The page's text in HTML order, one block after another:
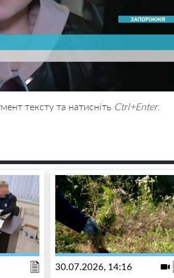
тексту та натисніть Ctrl+Enter.
30.07.2026, 14:16